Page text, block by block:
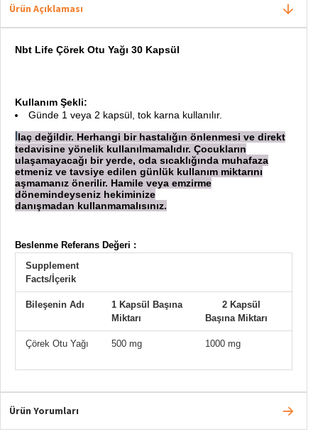
Ürün Açıklaması
Nbt Life Çörek Otu Yağı 30 Kapsül
Kullanım Şekli:
Günde 1 veya 2 kapsül, tok karna kullanılır.
laç değildir. Herhangi bir hastalığın önlenmesi ve direkt
tedavisine yönelik kullanılmamalıdır. Çocukların
ulaşamayacağı bir yerde, oda sıcaklığında muhafaza
etmeniz ve tavsiye edilen günlük kullanım miktarını
aşmamanız önerilir. Hamile veya emzirme
dönemindeyseniz hekiminize
danışmadan kullanmamalısınız.
Beslenme Referans Değeri :
Supplement
Facts/İçerik
Bileşenin Adı
1 Kapsül Başına
Miktarı
2 Kapsül
Başına Miktarı
Çörek Otu Yağı 500 mg 1000 mg
Ürün Yorumları